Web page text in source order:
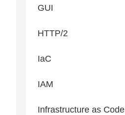
GUI
HTTP/2
IaC
IAM
Infrastructure as Code